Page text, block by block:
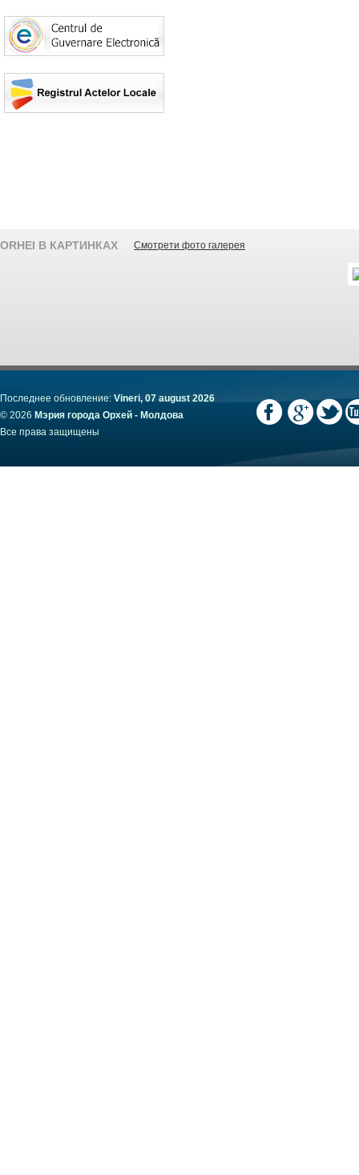
ORHEI В КАРТИНКАХ Смотрети фото галерея
Последнее обновление: Vineri, 07 august 2026
© 2026 Мэрия города Орхей - Молдова
Все права защищены